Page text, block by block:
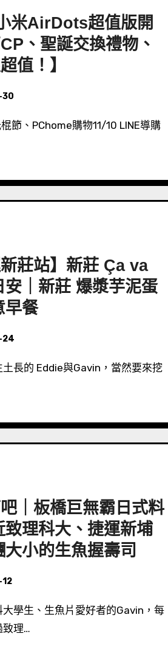
米AirDots超值版開
、聖誕交換禮物、
值！】
30
新莊站】新莊 Ça va
安｜新莊 爆漿芋泥蛋
早餐
24
｜板橋巨無霸日式料
致理科大、捷運新埔
大小的生魚握壽司
致理…